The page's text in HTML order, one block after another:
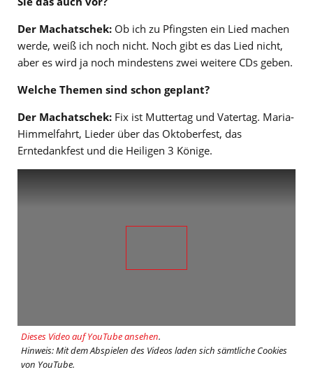
Der Machatschek: Ob ich zu Pfingsten ein Lied machen
werde, weiß ich noch nicht. Noch gibt es das Lied nicht,
aber es wird ja noch mindestens zwei weitere CDs geben.
Welche Themen sind schon geplant?
Der Machatschek: Fix ist Muttertag und Vatertag. Maria-
Himmelfahrt, Lieder über das Oktoberfest, das
Erntedankfest und die Heiligen 3 Könige.
Dieses Video auf YouTube ansehen.
Hinweis: Mit dem Abspielen des Videos laden sich sämtliche Cookies
von YouTube.